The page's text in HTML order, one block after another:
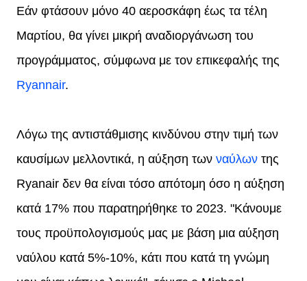
Εάν φτάσουν μόνο 40 αεροσκάφη έως τα τέλη
Μαρτίου, θα γίνει μικρή αναδιοργάνωση του
προγράμματος, σύμφωνα με τον επικεφαλής της
Ryannair.
Λόγω της αντιστάθμισης κινδύνου στην τιμή των
καυσίμων μελλοντικά, η αύξηση των ναύλων της
Ryanair δεν θα είναι τόσο απότομη όσο η αύξηση
κατά 17% που παρατηρήθηκε το 2023. "Κάνουμε
τους προϋπολογισμούς μας με βάση μια αύξηση
ναύλου κατά 5%-10%, κάτι που κατά τη γνώμη